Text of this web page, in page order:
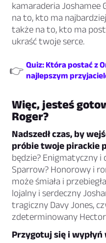
kamaraderia Joshamee
na to, kto ma
także na to, kto ma
ukraść twoje serce.
👉 Quiz: Która postać z
najlepszym
Więc, jesteś
Roger?
Nadszedł czas, by
próbie twoje pirackie
będzie? Enigmatyczny i
Sparrow? Honorowy i
może śmiała i
lojalny i serdeczny
tragiczny Davy Jones,
zdeterminowany Hector
Przygotuj się i